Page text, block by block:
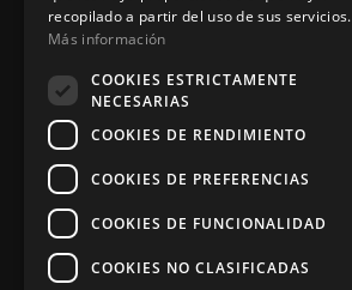
Política de privacidad
App Zine Hostelería
recopilado a partir del uso de sus servicios.
Más información
COOKIES ESTRICTAMENTE
NECESARIAS
COOKIES DE RENDIMIENTO
COOKIES DE PREFERENCIAS
COOKIES DE FUNCIONALIDAD
COOKIES NO CLASIFICADAS